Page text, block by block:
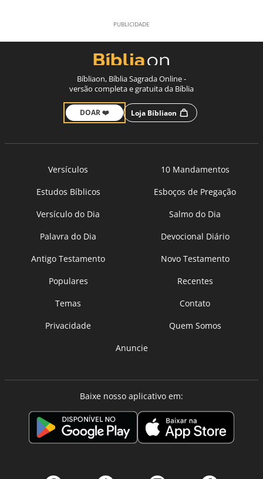
Bíbliaon, Bíblia Sagrada Online -
versão completa e gratuita da Bíblia
DOAR ❤️ Loja Bíbliaon
Versículos
10 Mandamentos
Estudos Bíblicos
Esboços de Pregação
Versículo do Dia
Salmo do Dia
Palavra do Dia
Devocional Diário
Antigo Testamento
Novo Testamento
Populares
Recentes
Temas
Contato
Privacidade
Quem Somos
Anuncie
Baixe nosso aplicativo em: